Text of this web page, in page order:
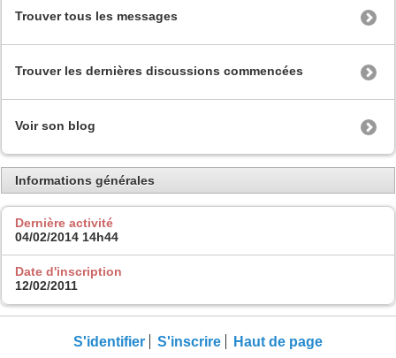
Trouver tous les messages
Trouver les dernières discussions commencées
Voir son blog
Informations générales
Dernière activité
04/02/2014 14h44
Date d'inscription
12/02/2011
S'identifier S'inscrire Haut de page